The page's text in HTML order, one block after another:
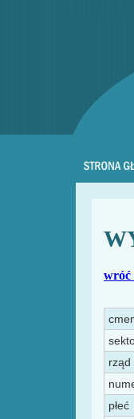
wróć
rząd
płeć